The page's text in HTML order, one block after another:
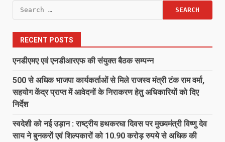
Search
for:
RECENT POSTS
एनडीएमए एवं एनडीआरएफ की संयुक्त बैठक सम्पन्न
500 से अधिक भाजपा कार्यकर्ताओं से मिले राजस्व मंत्री टंक राम वर्मा,
सहयोग केंद्र प्राप्त में आवेदनों के निराकरण हेतु अधिकारियों को दिए
निर्देश
स्वदेशी को नई उड़ान : राष्ट्रीय हथकरघा दिवस पर मुख्यमंत्री विष्णु देव
साय ने बुनकरों एवं शिल्पकारों को 10.90 करोड़ रुपये से अधिक की